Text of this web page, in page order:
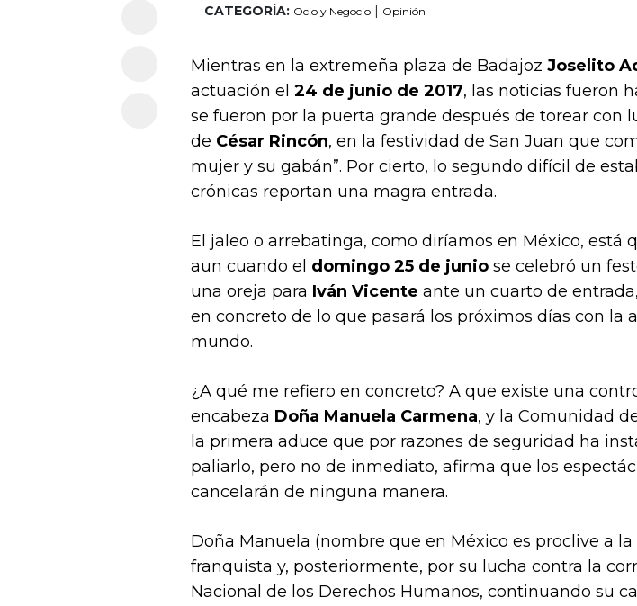
CATEGORÍA: Ocio y Negocio | Opinión
Mientras en la extremeña plaza de Badajoz Joselito
actuación el 24 de junio de 2017, las noticias fueron
se fueron por la puerta grande después de torear con
de César Rincón, en la festividad de San Juan que
mujer y su gabán”. Por cierto, lo segundo difícil de
crónicas reportan una magra entrada.
El jaleo o arrebatinga, como diríamos en México, está
aun cuando el domingo 25 de junio se celebró un
una oreja para Iván Vicente ante un cuarto de
en concreto de lo que pasará los próximos días con
mundo.
¿A qué me refiero en concreto? A que existe una
encabeza Doña Manuela Carmena, y la Comunidad
la primera aduce que por razones de seguridad ha
paliarlo, pero no de inmediato, afirma que los
cancelarán de ninguna manera.
Doña Manuela (nombre que en México es proclive a
franquista y, posteriormente, por su lucha contra la
Nacional de los Derechos Humanos, continuando su